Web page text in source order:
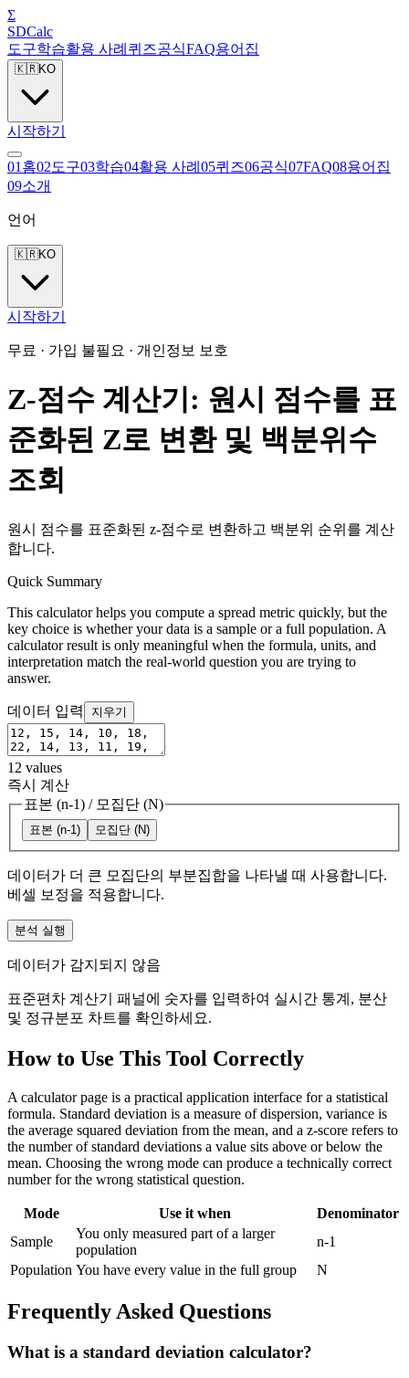
Σ
SDCalc
도구학습활용 사례 퀴즈공식FAQ용어집
🇰🇷KO
시작하기
01 홈02도구03학습04활용 사례 05퀴즈06공식07FAQ08용어집
09소개
언어
🇰🇷KO
시작하기
무료 · 가입 불필요 · 개인정보 보호
Z-점수 계산기: 원시 점수를 표
준화된 Z로 변환 및 백분위수
조회
원시 점수를 표준화된 z-점수로 변환하고 백분위 순위를 계산
합니다.
Quick Summary
This calculator helps you compute a spread metric quickly, but the
key choice is whether your data is a sample or a full population. A
calculator result is only meaningful when the formula, units, and
interpretation match the real-world question you are trying to
answer.
데이터 입력 지우기
12 values
즉시 계산
표본 (n-1) / 모집단 (N)
표본 (n-1) 모집단 (N)
데이터가 더 큰 모집단의 부분집합을 나타낼 때 사용합니다.
베셀 보정을 적용합니다.
분석 실행
데이터가 감지되지 않음
표준편차 계산기 패널에 숫자를 입력하여 실시간 통계, 분산
및 정규분포 차트를 확인하세요.
How to Use This Tool Correctly
A calculator page is a practical application interface for a statistical
formula. Standard deviation is a measure of dispersion, variance is
the average squared deviation from the mean, and a z-score refers to
the number of standard deviations a value sits above or below the
mean. Choosing the wrong mode can produce a technically correct
number for the wrong statistical question.
Mode Use it when
Denominator
Sample
You only measured part of a larger
population
n-1
Population You have every value in the full group N
Frequently Asked Questions
What is a standard deviation calculator?